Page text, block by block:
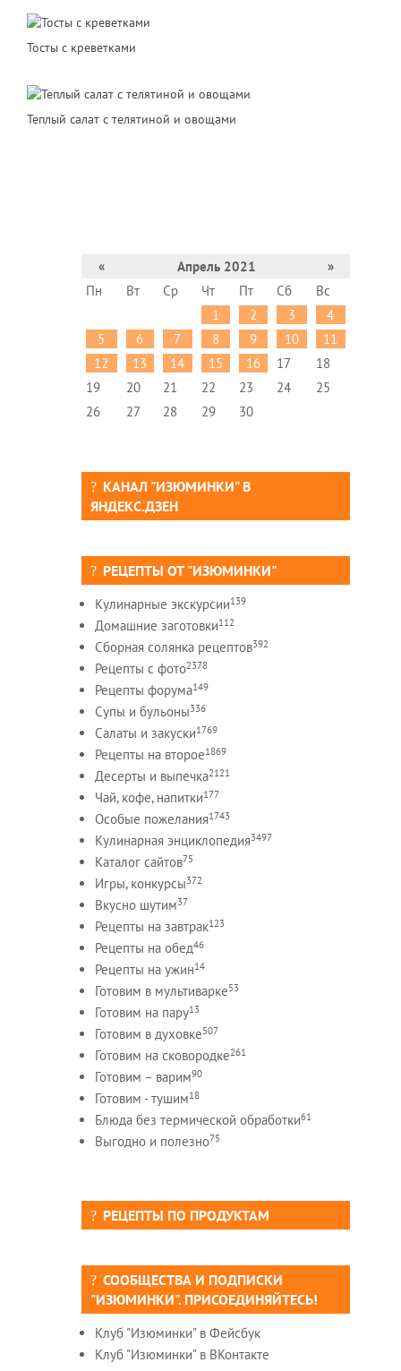
Тосты с креветками
Теплый салат с телятиной и овощами
« Апрель 2021
»
Пн
Вт Ср Чт Пт Сб
Вс
1
2 3
4
5
6 7 8 9 10
11
12
13 14 15 16 17
18
19
20 21 22 23 24
25
26
27 28 29 30
КАНАЛ "ИЗЮМИНКИ" В
ЯНДЕКС.ДЗЕН
РЕЦЕПТЫ ОТ "ИЗЮМИНКИ"
Кулинарные экскурсии139
Домашние заготовки112
Сборная солянка рецептов392
Рецепты c фото2378
Рецепты форума149
Супы и бульоны336
Салаты и закуски1769
Рецепты на второе1869
Десерты и выпечка2121
Чай, кофе, напитки177
Особые пожелания1743
Кулинарная энциклопедия3497
Каталог сайтов75
Игры, конкурсы372
Вкусно шутим37
Рецепты на завтрак123
Рецепты на обед46
Рецепты на ужин14
Готовим в мультиварке53
Готовим на пару13
Готовим в духовке507
Готовим на сковородке261
Готовим – варим90
Готовим - тушим18
Блюда без термической обработки61
Выгодно и полезно75
РЕЦЕПТЫ ПО ПРОДУКТАМ
СООБЩЕСТВА И ПОДПИСКИ
"ИЗЮМИНКИ". ПРИСОЕДИНЯЙТЕСЬ!
Клуб "Изюминки" в Фейсбук
Клуб "Изюминки" в ВКонтакте